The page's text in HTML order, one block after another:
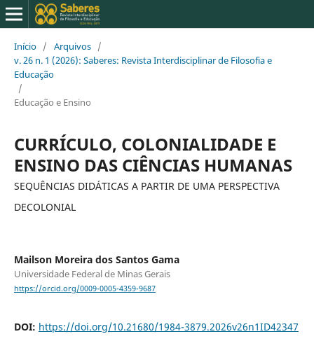
Início / Arquivos /
v. 26 n. 1 (2026): Saberes: Revista Interdisciplinar de Filosofia e
Educação
/
Educação e Ensino
CURRÍCULO, COLONIALIDADE E
ENSINO DAS CIÊNCIAS HUMANAS
SEQUÊNCIAS DIDÁTICAS A PARTIR DE UMA PERSPECTIVA
DECOLONIAL
Mailson Moreira dos Santos Gama
Universidade Federal de Minas Gerais
https://orcid.org/0009-0005-4359-9687
DOI: https://doi.org/10.21680/1984-3879.2026v26n1ID42347